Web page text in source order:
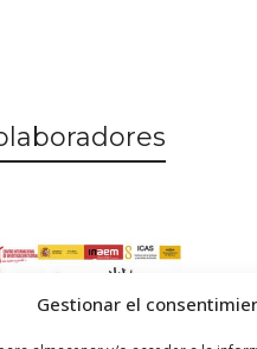
Gestionar el